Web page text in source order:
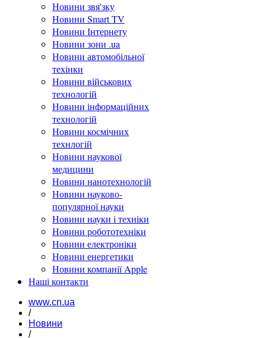
Новини звя'зку
Новини Smart TV
Новини Інтернету
Новини зони .ua
Новини автомобільної
техінки
Новини військових
технологій
Новини інформаційних
технологій
Новини космічних
технлогій
Новини наукової
медицини
Новини нанотехнологій
Новини науково-
популярної науки
Новини науки і техніки
Новини робототехніки
Новини електроніки
Новини енергетики
Новини компанії Apple
Наші контакти
www.cn.ua
/
Новини
/